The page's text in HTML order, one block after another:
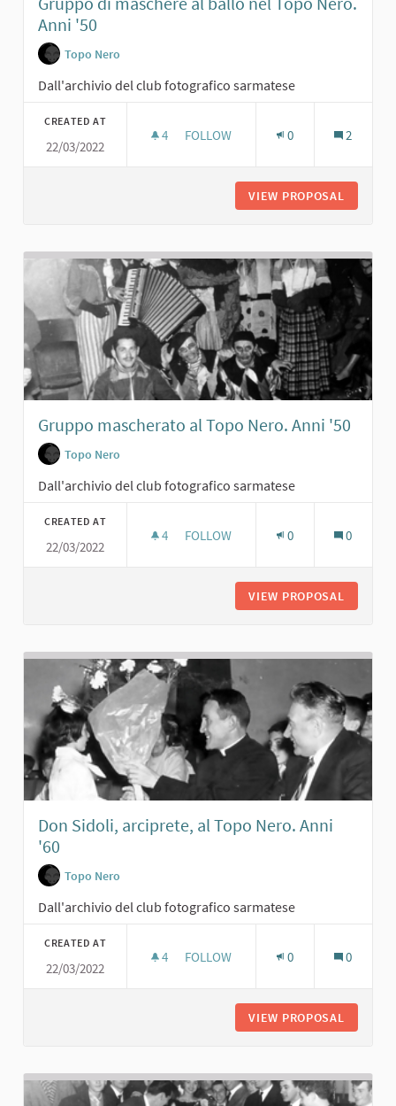
Anni '50
Topo Nero
Dall'archivio del club fotografico sarmatese
CREATED AT
22/03/2022
4 4 FOLLOWERS
FOLLOW 0 2
VIEW PROPOSAL
Gruppo mascherato al Topo Nero. Anni '50
Topo Nero
Dall'archivio del club fotografico sarmatese
CREATED AT
22/03/2022
4 4 FOLLOWERS
FOLLOW 0 0
VIEW PROPOSAL
Don Sidoli, arciprete, al Topo Nero. Anni
'60
Topo Nero
Dall'archivio del club fotografico sarmatese
CREATED AT
22/03/2022
4 4 FOLLOWERS
FOLLOW 0 0
VIEW PROPOSAL